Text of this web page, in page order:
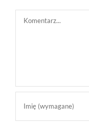
Comment